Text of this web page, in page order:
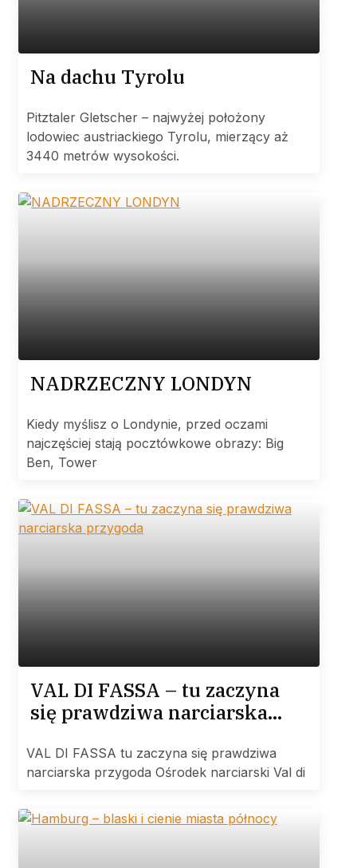
Na dachu Tyrolu
Pitztaler Gletscher – najwyżej położony
lodowiec austriackiego Tyrolu, mierzący aż
3440 metrów wysokości.
NADRZECZNY LONDYN
Kiedy myślisz o Londynie, przed oczami
najczęściej stają pocztówkowe obrazy: Big
Ben, Tower
VAL DI FASSA – tu zaczyna
się prawdziwa narciarska
VAL DI FASSA tu zaczyna się prawdziwa
narciarska przygoda Ośrodek narciarski Val di